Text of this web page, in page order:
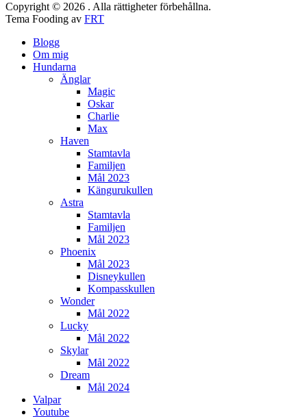
Copyright © 2026 . Alla rättigheter förbehållna.
Tema Fooding av FRT
Blogg
Om mig
Hundarna
Änglar
Magic
Oskar
Charlie
Max
Haven
Stamtavla
Familjen
Mål 2023
Kängurukullen
Astra
Stamtavla
Familjen
Mål 2023
Phoenix
Mål 2023
Disneykullen
Kompasskullen
Wonder
Mål 2022
Lucky
Mål 2022
Skylar
Mål 2022
Dream
Mål 2024
Valpar
Youtube